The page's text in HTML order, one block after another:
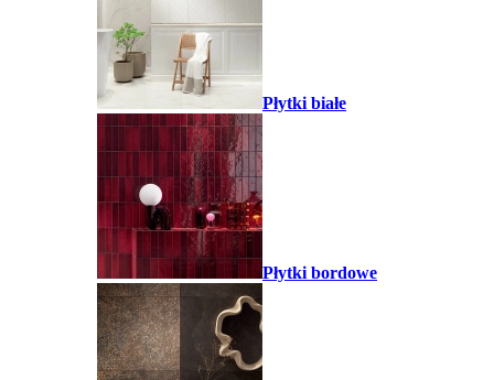
Płytki białe
Płytki bordowe